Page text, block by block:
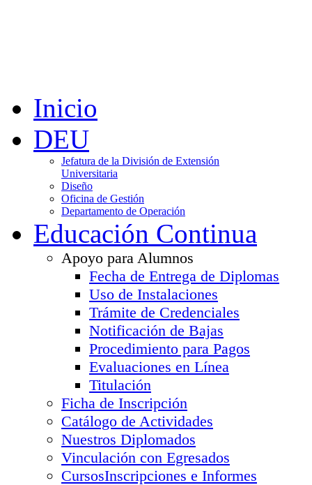
Inicio
DEU
Jefatura de la División de Extensión
Universitaria
Diseño
Oficina de Gestión
Departamento de Operación
Educación Continua
Apoyo para Alumnos
Fecha de Entrega de Diplomas
Uso de Instalaciones
Trámite de Credenciales
Notificación de Bajas
Procedimiento para Pagos
Evaluaciones en Línea
Titulación
Ficha de Inscripción
Catálogo de Actividades
Nuestros Diplomados
Vinculación con Egresados
CursosInscripciones e Informes